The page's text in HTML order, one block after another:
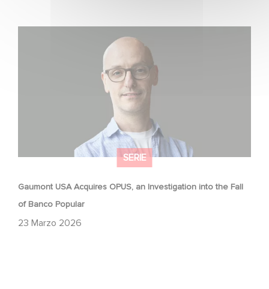
SERIE
Gaumont USA Acquires OPUS, an Investigation into the Fall
of Banco Popular
23 Marzo 2026